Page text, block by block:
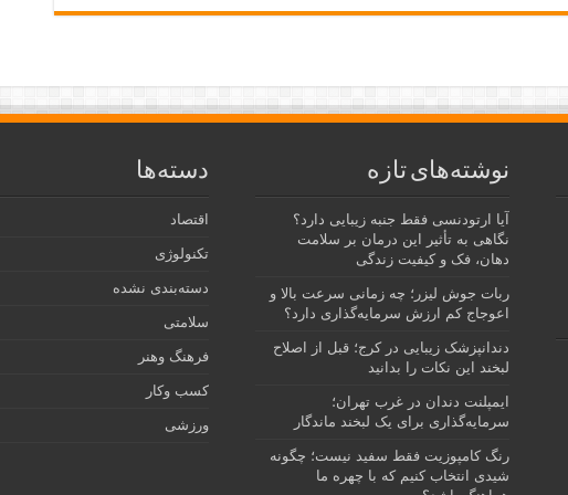
نوشته‌های تازه
آیا ارتودنسی فقط جنبه زیبایی دارد؟
نگاهی به تأثیر این درمان بر سلامت
دهان، فک و کیفیت زندگی
ربات جوش لیزر؛ چه زمانی سرعت بالا و
اعوجاج کم ارزش سرمایه‌گذاری دارد؟
دندانپزشک زیبایی در کرج؛ قبل از اصلاح
لبخند این نکات را بدانید
ایمپلنت دندان در غرب تهران؛
سرمایه‌گذاری برای یک لبخند ماندگار
رنگ کامپوزیت فقط سفید نیست؛ چگونه
شیدی انتخاب کنیم که با چهره ما
دسته‌ها
اقتصاد
تکنولوژی
دسته‌بندی نشده
سلامتی
فرهنگ وهنر
کسب وکار
ورزشی